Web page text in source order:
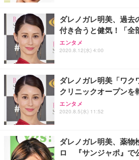
ョン PCチェア 通気性メ
務用 おしゃれ パソコンチ
Sezlife オフィスチェア デ
ワーク チェア 強化バック
能 人間工学 椅子 腰サポー
務用 おしゃれ パソコンチ
ANDWINT オフィスチェア
ッシュ 通気性 ランバーサ
ス圧無段階昇降 360度回転
【整備済み品】Dell
ー フルHD（1920×1080）
ort/VGA スピーカー内蔵
【MiniLED/24.5inch/
HOOTER Gaming
グモニター QD 24.5インチ
Smart Basic(スマートベ
限定】 Smart Basic アイ
超厚型 お徳用 ワイド 100
アイリスオーヤマ ペット
ュラー 200枚入【
ダレノガレ明美、過
付き合うと健気！「全
エンタメ
2020.8.12(水) 4:00
ダレノガレ明美「ワ
クリニックオープンを
エンタメ
2020.8.5(水) 11:52
ダレノガレ明美、薬物
ロ 『サンジャポ』で